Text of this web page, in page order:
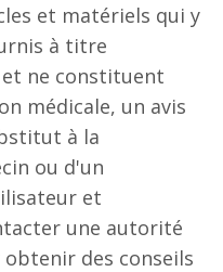
et matériels qui y
à titre
ne constituent
médicale, un avis
à la
ou d'un
et
une autorité
des conseils